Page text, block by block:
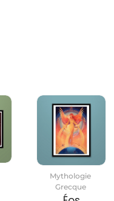
Mythologie
Grecque